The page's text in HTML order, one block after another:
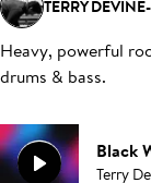
TERRY
Heavy, powerful
drums & bass.
Black
Terry